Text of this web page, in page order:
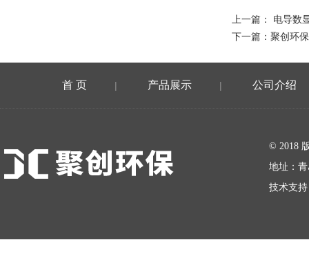
上一篇： 电导数
下一篇： 聚创环
首 页 | 产品展示 | 公司介绍
© 2018
地址：
技术支